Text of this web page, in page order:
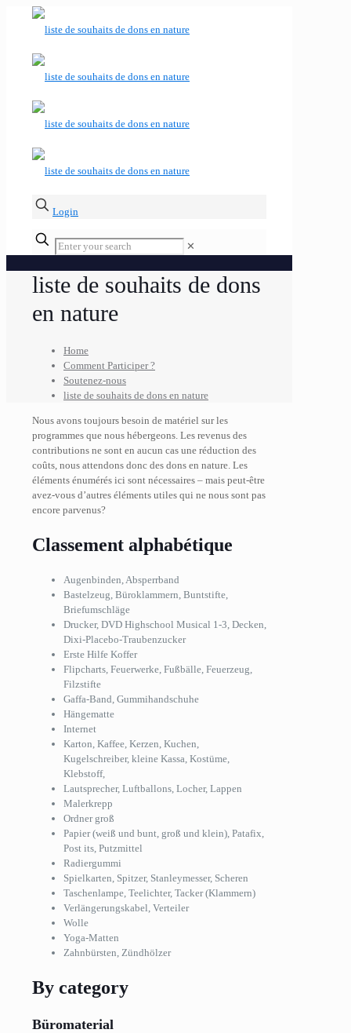
Login
✕
liste de souhaits de dons
en nature
Home
Comment Participer ?
Soutenez-nous
liste de souhaits de dons en nature
Nous avons toujours besoin de matériel sur les
programmes que nous hébergeons. Les revenus des
contributions ne sont en aucun cas une réduction des
coûts, nous attendons donc des dons en nature. Les
éléments énumérés ici sont nécessaires – mais peut-être
avez-vous d’autres éléments utiles qui ne nous sont pas
encore parvenus?
Classement alphabétique
Augenbinden, Absperrband
Bastelzeug, Büroklammern, Buntstifte,
Briefumschläge
Drucker, DVD Highschool Musical 1-3, Decken,
Dixi-Placebo-Traubenzucker
Erste Hilfe Koffer
Flipcharts, Feuerwerke, Fußbälle, Feuerzeug,
Filzstifte
Gaffa-Band, Gummihandschuhe
Hängematte
Internet
Karton, Kaffee, Kerzen, Kuchen,
Kugelschreiber, kleine Kassa, Kostüme,
Klebstoff,
Lautsprecher, Luftballons, Locher, Lappen
Malerkrepp
Ordner groß
Papier (weiß und bunt, groß und klein), Patafix,
Post its, Putzmittel
Radiergummi
Spielkarten, Spitzer, Stanleymesser, Scheren
Taschenlampe, Teelichter, Tacker (Klammern)
Verlängerungskabel, Verteiler
Wolle
Yoga-Matten
Zahnbürsten, Zündhölzer
By category
Büromaterial